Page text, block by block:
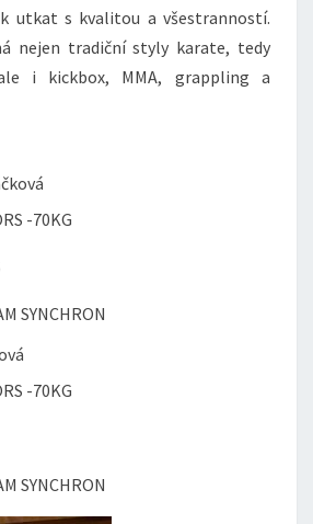
utkat s kvalitou a všestranností.
nejen tradiční styly karate, tedy
i kickbox, MMA, grappling a
-70KG
SYNCHRON
-70KG
SYNCHRON